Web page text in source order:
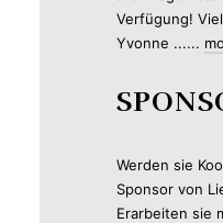
Verfügung!
Yvonne ......
Werden sie
Sponsor von
Erarbeiten sie